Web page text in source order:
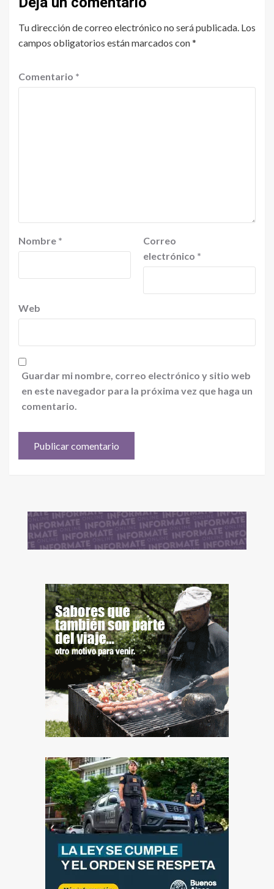
Tu dirección de correo electrónico no será publicada. Los
campos obligatorios están marcados con*
Comentario *
Nombre *
Correo
electrónico *
Web
Guardar mi nombre, correo electrónico y sitio web
en este navegador para la próxima vez que haga un
comentario.